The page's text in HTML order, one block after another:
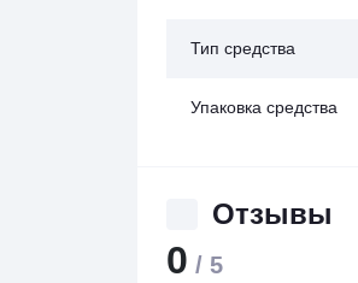
Тип средства
Упаковка средства
Отзывы
0 / 5